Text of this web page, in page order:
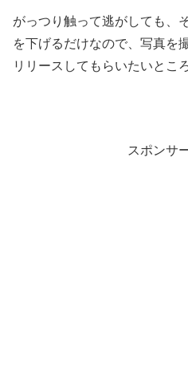
がっつり触って逃がしても、
を下げるだけなので、写真を
リリースしてもらいたいとこ
スポンサ